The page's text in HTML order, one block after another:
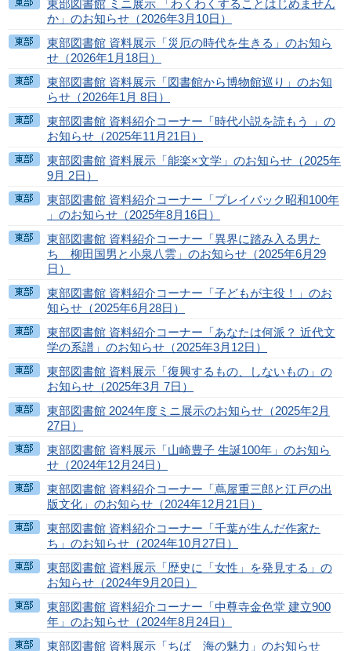
東部図書館 ミニ展示 「わくわくすることはじめません
か」のお知らせ（2026年3月10日）
東部図書館 資料展示「災厄の時代を生きる」のお知ら
せ（2026年1月18日）
東部図書館 資料展示「図書館から博物館巡り」のお知
らせ（2026年1月 8日）
東部図書館 資料紹介コーナー「時代小説を読もう 」の
お知らせ（2025年11月21日）
東部図書館 資料展示「能楽×文学」のお知らせ（2025年
9月 2日）
東部図書館 資料紹介コーナー「プレイバック昭和100年
」のお知らせ（2025年8月16日）
東部図書館 資料紹介コーナー「異界に踏み入る男た
ち 柳田国男と小泉八雲」のお知らせ（2025年6月29
日）
東部図書館 資料紹介コーナー「子どもが主役！」のお
知らせ（2025年6月28日）
東部図書館 資料紹介コーナー「あなたは何派？ 近代文
学の系譜」のお知らせ（2025年3月12日）
東部図書館 資料展示「復興するもの、しないもの」の
お知らせ（2025年3月 7日）
東部図書館 2024年度ミニ展示のお知らせ（2025年2月
27日）
東部図書館 資料展示「山崎豊子 生誕100年」のお知ら
せ（2024年12月24日）
東部図書館 資料紹介コーナー「蔦屋重三郎と江戸の出
版文化」のお知らせ（2024年12月21日）
東部図書館 資料紹介コーナー「千葉が生んだ作家た
ち」のお知らせ（2024年10月27日）
東部図書館 資料展示「歴史に「女性」を発見する」の
お知らせ（2024年9月20日）
東部図書館 資料紹介コーナー「中尊寺金色堂 建立900
年」のお知らせ（2024年8月24日）
東部図書館 資料展示「ちば 海の魅力」のお知らせ